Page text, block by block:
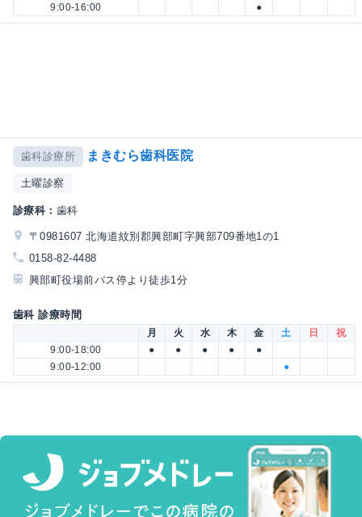
9:00-16:00 ●
歯科診療所 まきむら歯科医院
土曜診察
診療科： 歯科
〒0981607 北海道紋別郡興部町字興部709番地1の1
0158-82-4488
興部町役場前バス停より徒歩1分
歯科 診療時間
月 火 水 木 金 土 日
祝
9:00-18:00
● ● ● ●
●
9:00-12:00
●